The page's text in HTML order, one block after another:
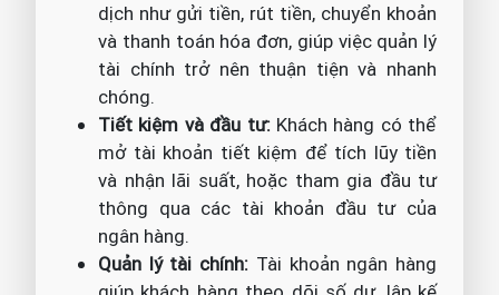
dịch như gửi tiền, rút tiền, chuyển khoản
và thanh toán hóa đơn, giúp việc quản lý
tài chính trở nên thuận tiện và nhanh
chóng.
Tiết kiệm và đầu tư: Khách hàng có thể
mở tài khoản tiết kiệm để tích lũy tiền
và nhận lãi suất, hoặc tham gia đầu tư
thông qua các tài khoản đầu tư của
ngân hàng.
Quản lý tài chính: Tài khoản ngân hàng